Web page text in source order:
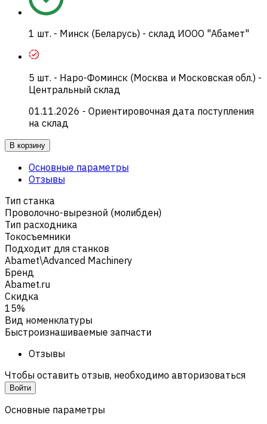
1 шт. - Минск (Беларусь) - склад ИООО "Абамет"
5 шт. - Наро-Фоминск (Москва и Московская обл.) -
Центральный склад
01.11.2026 - Ориентировочная дата поступления
на склад
В корзину
Основные параметры
Отзывы
Тип станка
Проволочно-вырезной (молибден)
Тип расходника
Токосъемники
Подходит для станков
Abamet\Advanced Machinery
Бренд
Abamet.ru
Скидка
15%
Вид номенклатуры
Быстроизнашиваемые запчасти
Отзывы
Чтобы оставить отзыв, необходимо авторизоваться
Войти
Основные параметры